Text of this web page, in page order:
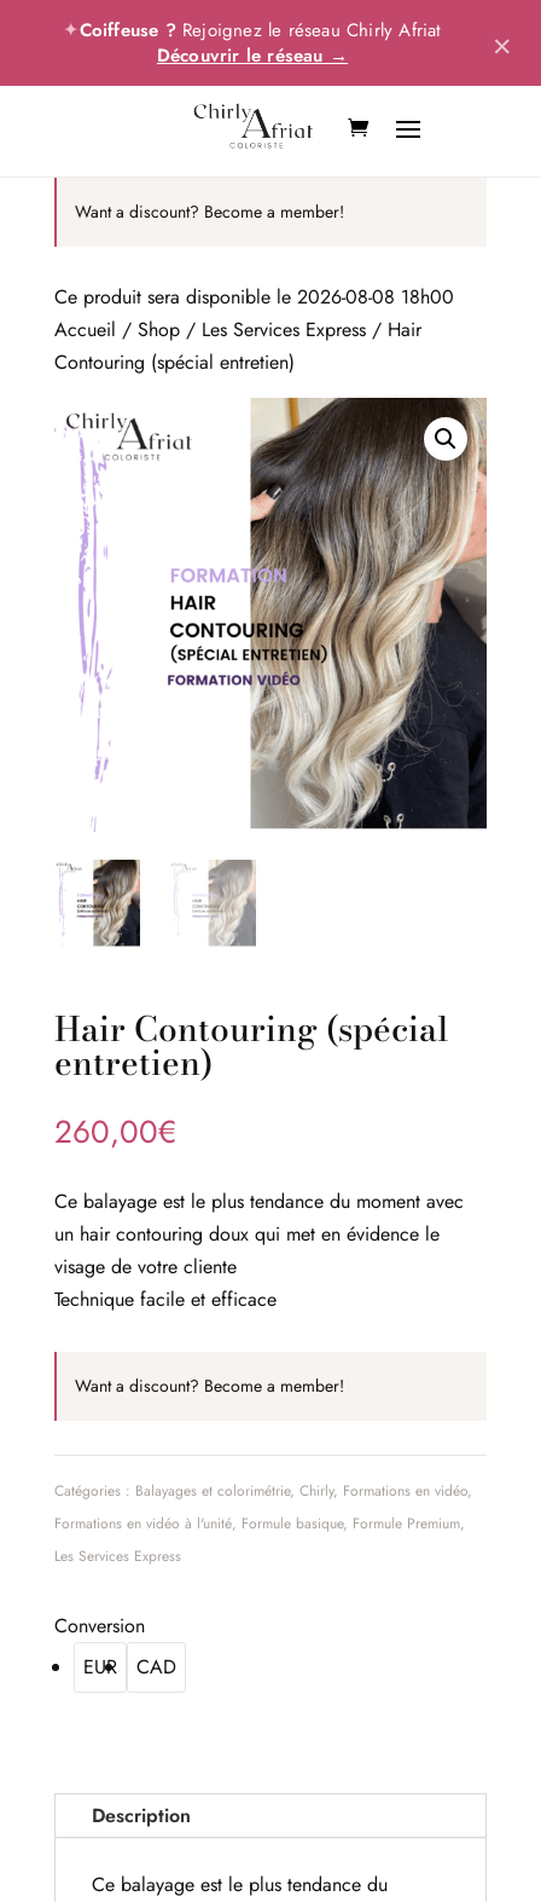
✦Coiffeuse ?Rejoignez le réseau Chirly Afriat
Découvrir le réseau →
×
Want a discount? Become a member!
Ce produit sera disponible le 2026-08-08 18h00
Accueil / Shop/ Les Services Express/ Hair
Contouring (spécial entretien)
Hair Contouring (spécial
entretien)
260,00€
Ce balayage est le plus tendance du moment avec
un hair contouring doux qui met en évidence le
visage de votre cliente
Technique facile et efficace
Want a discount? Become a member!
Catégories : Balayages et colorimétrie, Chirly, Formations en vidéo,
Formations en vidéo à l'unité, Formule basique, Formule Premium,
Les Services Express
Conversion
EUR
CAD
Description
Ce balayage est le plus tendance du